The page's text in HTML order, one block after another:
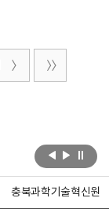
충북과학기술혁신원